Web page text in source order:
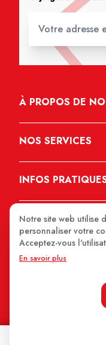
À PROPOS DE
NOS SERVICES
INFOS
Notre site web utilise
personnaliser votre
Acceptez-vous
En savoir plus